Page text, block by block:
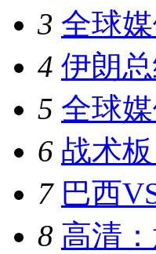
3 全球
4 伊朗
5 全球
6 战术
7 巴西
8 高清